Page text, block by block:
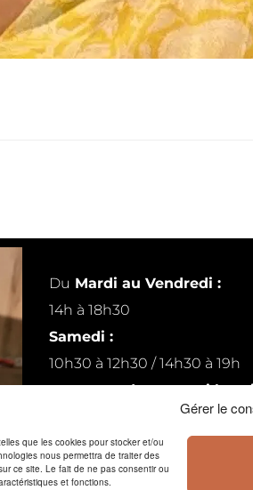
Gérer le
que les cookies pour stocker et/ou
nous permettra de traiter des
ce site. Le fait de ne pas consentir ou
et fonctions.
Du Mardi au Vendredi :
14h à 18h30
Samedi :
10h30 à 12h30 / 14h30 à 19h
ou sur rendez-vous si